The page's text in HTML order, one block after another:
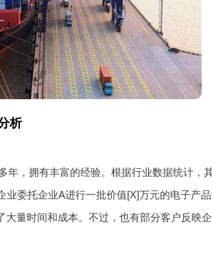
析
年，拥有丰富的经验。根据行业数据统计，
业委托企业A进行一批价值[X]万元的电子产
大量时间和成本。不过，也有部分客户反映